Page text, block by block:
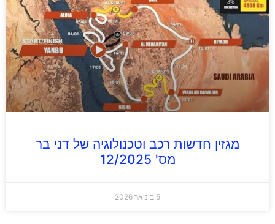
מגזין חדשות רכב וטכנולוגיה של דני בר
מס' 12/2025
5 בינואר 2026